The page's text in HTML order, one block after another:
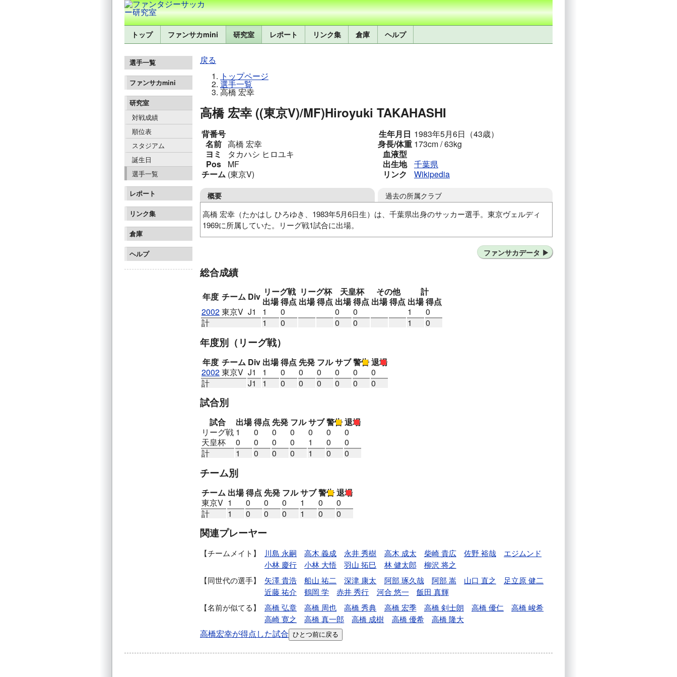
トップ ファンサカmini 研究室 レポート リンク集 倉庫 ヘルプ
選手一覧
ファンサカmini
研究室
対戦成績
順位表
スタジアム
誕生日
選手一覧
レポート
リンク集
倉庫
ヘルプ
戻る
トップページ
選手一覧
高橋 宏幸
高橋 宏幸 ((東京V)/MF)Hiroyuki TAKAHASHI
背番号
名前 高橋 宏幸
ヨミ
タカハシ ヒロユキ
Pos
MF
チーム (東京V)
生年月日 1983年5月6日（43歳）
身長/体重 173cm / 63kg
血液型
出生地
千葉県
リンク
Wikipedia
概要
高橋 宏幸（たかはし ひろゆき、1983年5月6日生）は、千葉県出身のサッカー選手。東京ヴェルディ
1969に所属していた。リーグ戦1試合に出場。
過去の所属クラブ
ファンサカデータ
総合成績
年度 チーム Div リーグ戦 リーグ杯 天皇杯 その他
計
出場得点 出場得点 出場得点 出場得点 出場得点
2002東京V J1 1 0 0 0 1
0
計
1 0 0 0 1 0
年度別 （リーグ戦）
年度 チーム Div 出場得点 先発 フルサブ警告退場
2002東京V J1 1 0 0 0 0 0
0
計
J1 1 0 0 0 0 0 0
試合別
試合 出場得点 先発 フルサブ警告退場
リーグ戦 1 0 0 0 0 0
0
天皇杯
0 0 0 0 1 0
0
計
1 0 0 0 1 0 0
チーム別
チーム 出場得点 先発 フルサブ警告退場
東京V 1 0 0 0 1 0
0
計
1 0 0 0 1 0 0
関連プレーヤー
チームメイト 川島 永嗣 高木 義成 永井 秀樹 高木 成太 柴崎 貴広 佐野 裕哉
エジムンド
小林 慶行
小林 大悟 羽山 拓巳 林 健太郎
柳沢 将之
同世代の選手
矢澤 貴浩 船山 祐二 深津 康太 阿部 琢久哉 阿部 嵩 山口 直之
足立原 健二
近藤 祐介
鶴岡 学 赤井 秀行 河合 悠一
飯田 真輝
名前が似てる
高橋 弘章 高橋 周也 高橋 秀典 高橋 宏季 高橋 剣士朗 高橋 優仁
高橋 峻希
高崎 寛之
高橋 真一郎 高橋 成樹 高橋 優希 高橋 隆大
高橋宏幸が得点した試合 ひとつ前に戻る